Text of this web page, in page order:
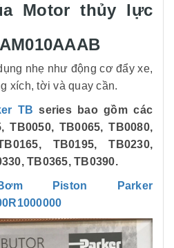
Motor thủy lực
nhẹ như động cơ đẩy xe,
xích, tời và quay cần.
TB series bao gồm các
TB0050, TB0065, TB0080,
TB0195, TB0230,
TB0365, TB0390.
Piston Parker